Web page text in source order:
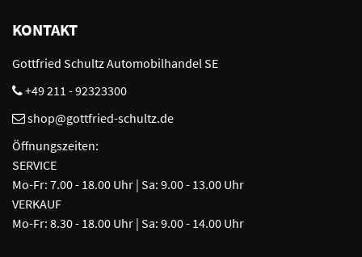
KONTAKT
Gottfried Schultz Automobilhandel SE
+49 211 - 92323300
shop@gottfried-schultz.de
Öffnungszeiten:
SERVICE
Mo-Fr: 7.00 - 18.00 Uhr | Sa: 9.00 - 13.00 Uhr
VERKAUF
Mo-Fr: 8.30 - 18.00 Uhr | Sa: 9.00 - 14.00 Uhr